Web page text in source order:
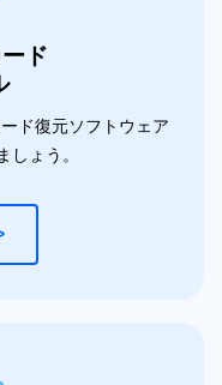
ド
ド復元ソフトウェア
しょう。